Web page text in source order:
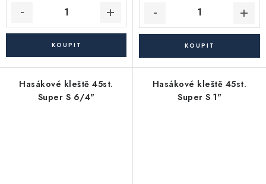
Hasákové kleště 45st.
Super S 6/4"
Hasákové kleště 45st.
Super S 1"